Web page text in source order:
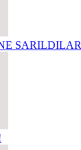
SARILDILAR